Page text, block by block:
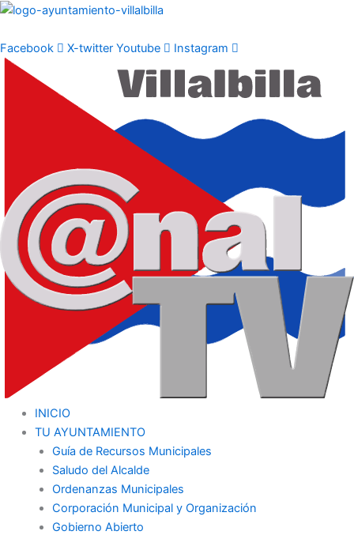
Ir
contenido
Facebook X-twitter Youtube Instagram
INICIO
TU AYUNTAMIENTO
Guía de Recursos Municipales
Saludo del Alcalde
Ordenanzas Municipales
Corporación Municipal y Organización
Gobierno Abierto